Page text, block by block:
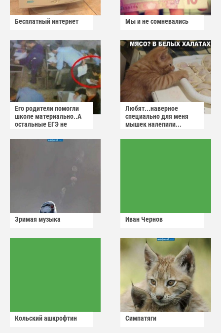
Бесплатный интернет Мы и не сомневались
Его родители помогли
школе материально..А
остальные ЕГЭ не
Любят...наверное
специально для меня
мышек налепили...
Зримая музыка Иван Чернов
Кольский ашкрофтин Симпатяги